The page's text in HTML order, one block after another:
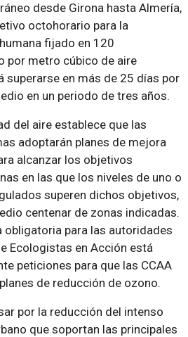
desde Girona hasta Almería,
octohorario para la
fijado en 120
por metro cúbico de aire
superarse en más de 25 días por
en un periodo de tres años.
del aire establece que las
adoptarán planes de mejora
alcanzar los objetivos
en las que los niveles de uno o
superen dichos objetivos,
centenar de zonas indicadas.
obligatoria para las autoridades
Ecologistas en Acción está
peticiones para que las CCAA
de reducción de ozono.
por la reducción del intenso
que soportan las principales